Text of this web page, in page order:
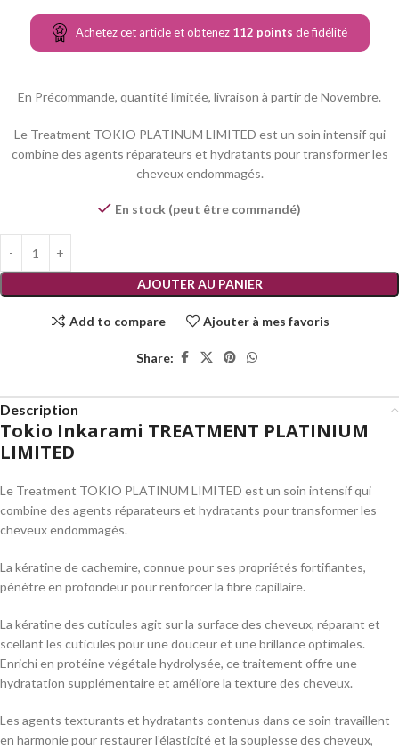
Achetez cet article et obtenez 112 points de fidélité
En Précommande, quantité limitée, livraison à partir de Novembre.
Le Treatment TOKIO PLATINUM LIMITED est un soin intensif qui
combine des agents réparateurs et hydratants pour transformer les
cheveux endommagés.
En stock (peut être commandé)
AJOUTER AU PANIER
Add to compare Ajouter à mes favoris
Share:
Description
Tokio Inkarami TREATMENT PLATINIUM
LIMITED
Le Treatment TOKIO PLATINUM LIMITED est un soin intensif qui
combine des agents réparateurs et hydratants pour transformer les
cheveux endommagés.
La kératine de cachemire, connue pour ses propriétés fortifiantes,
pénètre en profondeur pour renforcer la fibre capillaire.
La kératine des cuticules agit sur la surface des cheveux, réparant et
scellant les cuticules pour une douceur et une brillance optimales.
Enrichi en protéine végétale hydrolysée, ce traitement offre une
hydratation supplémentaire et améliore la texture des cheveux.
Les agents texturants et hydratants contenus dans ce soin travaillent
en harmonie pour restaurer l’élasticité et la souplesse des cheveux,